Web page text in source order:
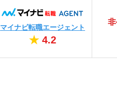
マイナビ転職エージェント
★ 4.2